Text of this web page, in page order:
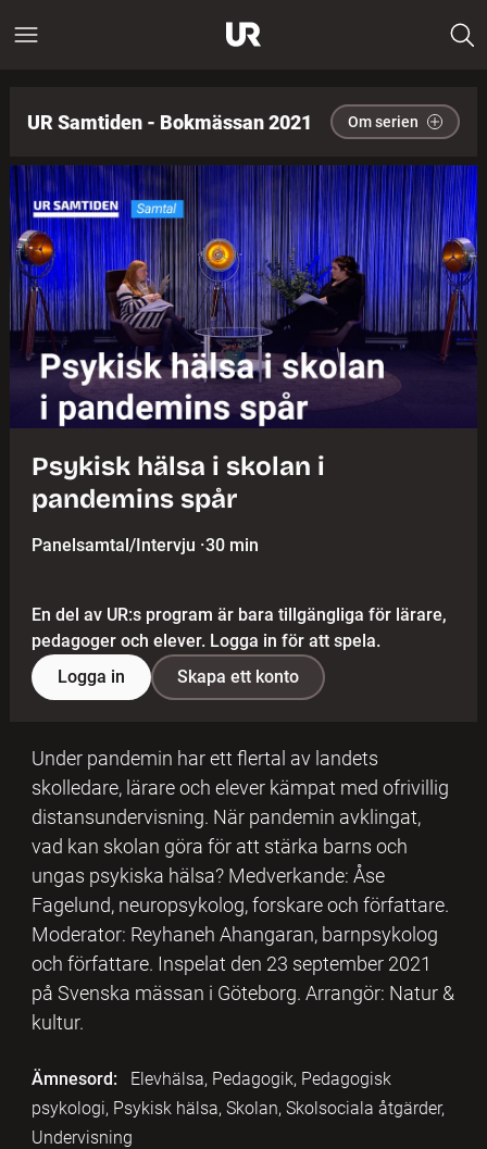
UR Samtiden - Bokmässan 2021 Om serien
Psykisk hälsa i skolan i
pandemins spår
Panelsamtal/Intervju ·30 min
En del av UR:s program är bara tillgängliga för lärare,
pedagoger och elever. Logga in för att spela.
Logga in
Skapa ett konto
Under pandemin har ett flertal av landets
skolledare, lärare och elever kämpat med ofrivillig
distansundervisning. När pandemin avklingat,
vad kan skolan göra för att stärka barns och
ungas psykiska hälsa? Medverkande: Åse
Fagelund, neuropsykolog, forskare och författare.
Moderator: Reyhaneh Ahangaran, barnpsykolog
och författare. Inspelat den 23 september 2021
på Svenska mässan i Göteborg. Arrangör: Natur &
kultur.
Ämnesord:
Elevhälsa, Pedagogik, Pedagogisk
psykologi, Psykisk hälsa, Skolan, Skolsociala åtgärder,
Undervisning